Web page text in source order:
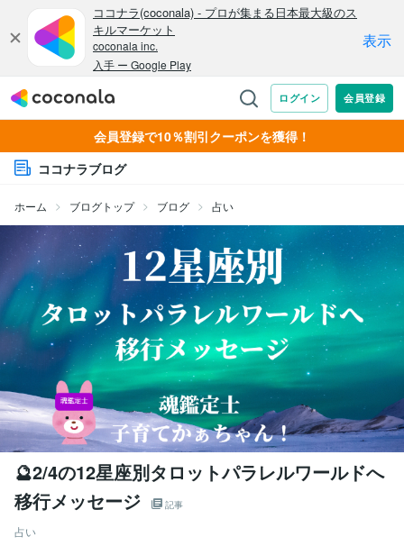
会員登録で10％割引クーポンを獲得！
ココナラブログ
ホーム ブログトップ ブログ 占い
🔮2/4の12星座別タロットパラレルワールドへ
移行メッセージ
記事
占い